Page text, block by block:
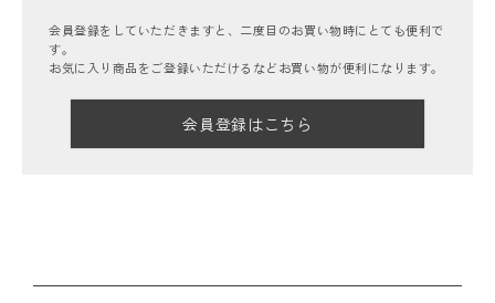
会員登録をしていただきますと、二度目のお買い物時にとても便利で
す。
お気に入り商品をご登録いただけるなどお買い物が便利になります。
会員登録はこちら